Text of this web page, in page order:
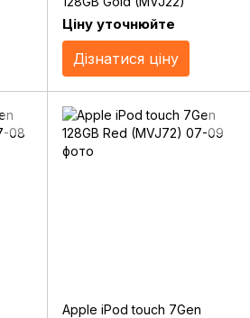
Ціну уточнюйте
Дізнатися ціну
Apple iPod touch 7Gen